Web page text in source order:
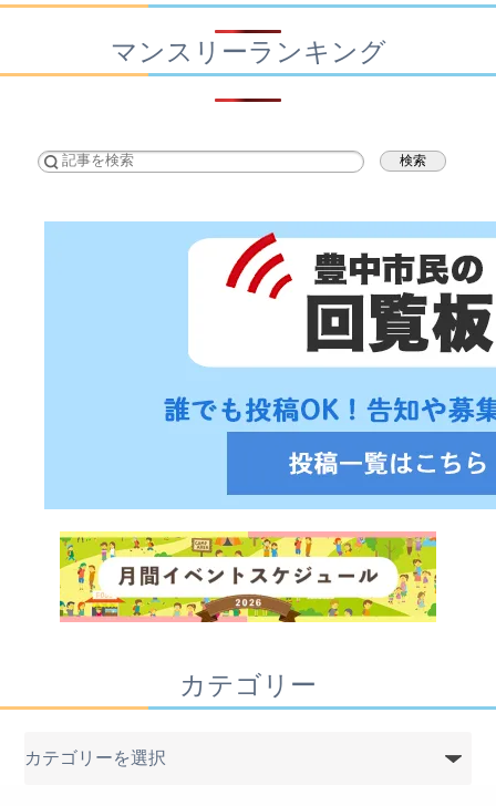
マンスリーランキング
検索
カテゴリー